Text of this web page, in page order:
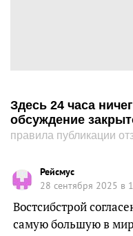
Здесь 24 часа
обсуждение
правила публикации
Рейсмус
28 сентября 2025 в
Востсибстрой
самую большую в